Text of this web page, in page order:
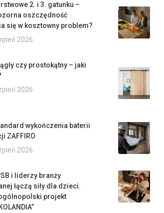
2. i 3. gatunku –
oszczędność
się w kosztowny problem?
2026
czy prostokątny – jaki
2026
wykończenia baterii
ZAFFIRO
2026
i liderzy branży
łączą siły dla dzieci.
ogólnopolski projekt